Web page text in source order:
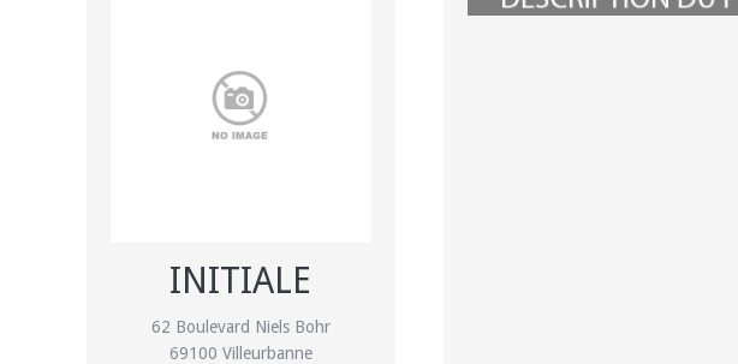
INITIALE
62 Boulevard Niels Bohr
69100 Villeurbanne